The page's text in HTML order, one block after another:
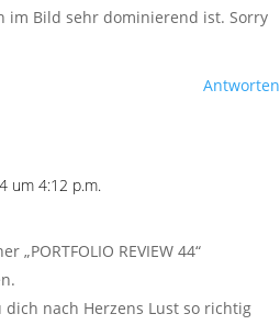
im Bild sehr dominierend ist. Sorry
Antworten
um 4:12 p.m.
„PORTFOLIO REVIEW 44“
dich nach Herzens Lust so richtig